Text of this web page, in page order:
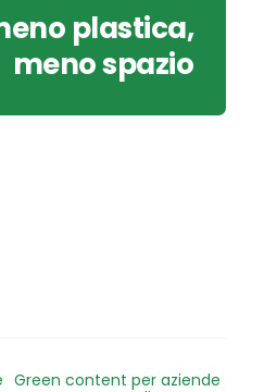
plastica,
meno spazio
Green content per aziende